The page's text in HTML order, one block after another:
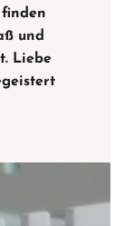
und
Liebe